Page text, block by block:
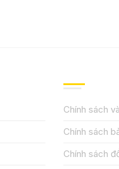
Chính sách
Chính sách
Chính sách